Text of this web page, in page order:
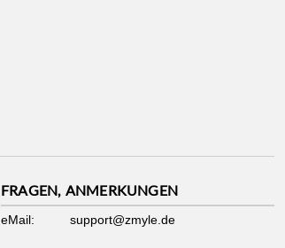
FRAGEN, ANMERKUNGEN
eMail: support@zmyle.de